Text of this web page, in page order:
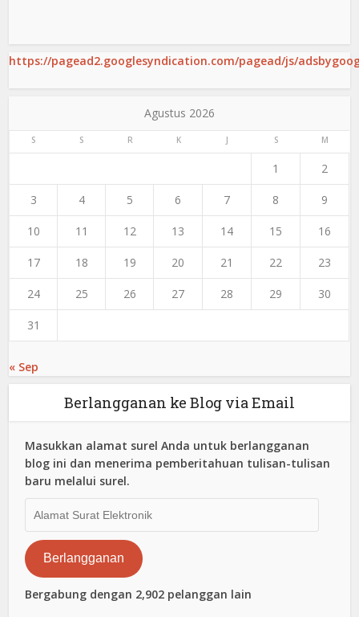
https://pagead2.googlesyndication.com/pagead/js/
Agustus 2026
S S R K J S M
1 2
3 4 5 6 7 8 9
10 11 12 13 14 15 16
17 18 19 20 21 22 23
24 25 26 27 28 29 30
31
« Sep
Berlangganan ke Blog via Email
Masukkan alamat surel Anda untuk berlangganan
blog ini dan menerima pemberitahuan tulisan-tulisan
baru melalui surel.
Surat
Elektronik
Berlangganan
Bergabung dengan 2,902 pelanggan lain